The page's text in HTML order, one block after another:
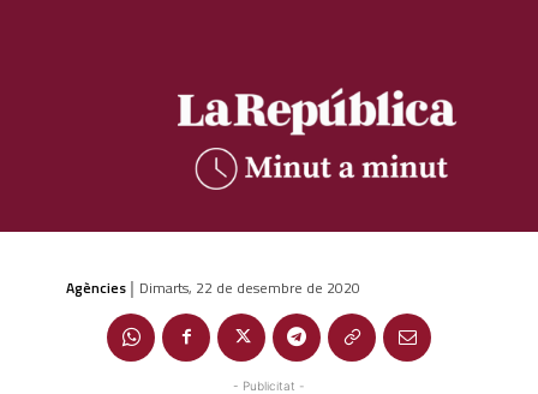
Agències | Dimarts, 22 de desembre de 2020
- Publicitat -